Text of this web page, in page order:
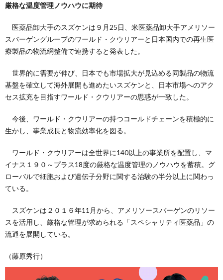
厳格な温度管理ノウハウに期待
医薬品卸大手のスズケンは９月25日、米医薬品卸大手アメリソー
スバーゲングループのワールド・クウリアーと日本国内での再生医
療製品の物流網整備で連携すると発表した。
世界的に需要が伸び、日本でも市場拡大が見込める同製品の物流
基盤を確立して海外展開も進めたいスズケンと、日本市場へのアク
セス拡充を目指すワールド・クウリアーの思惑が一致した。
今後、ワールド・クウリアーの持つコールドチェーンを積極的に
生かし、事業成長と物流効率化を図る。
ワールド・クウリアーは全世界に140以上の事業所を配置し、マ
イナス１９０～プラス18度の厳格な温度管理のノウハウを蓄積。グ
ローバルで細胞および遺伝子分野に関する治験の半分以上に関わっ
ている。
スズケンは２０１６年11月から、アメリソースバーゲンのリソー
スを活用し、厳格な管理が求められる「スペシャリティ医薬品」の
流通を展開している。
（藤原秀行）